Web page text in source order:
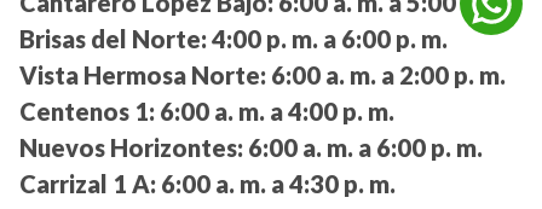
Brisas del Norte: 4:00 p. m. a 6:00 p. m.
Vista Hermosa Norte: 6:00 a. m. a 2:00 p. m.
Centenos 1: 6:00 a. m. a 4:00 p. m.
Nuevos Horizontes: 6:00 a. m. a 6:00 p. m.
Carrizal 1 A: 6:00 a. m. a 4:30 p. m.